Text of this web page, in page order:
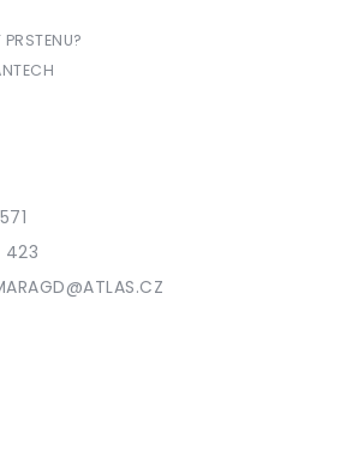
@ATLAS.CZ
423